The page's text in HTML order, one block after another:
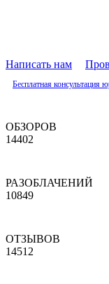
Написать нам
Бесплатная консультация
ОБЗОРОВ
14402
РАЗОБЛАЧЕНИЙ
10849
ОТЗЫВОВ
14512